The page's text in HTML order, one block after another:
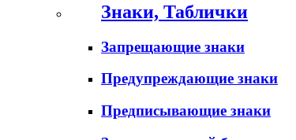
Знаки, Таблички
Запрещающие знаки
Предупреждающие знаки
Предписывающие знаки